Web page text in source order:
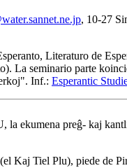
, 10-27
Literaturo de
seminario parte
Inf.: Esperantic
ekumena preĝ- kaj
Kaj Tiel Plu), piede de